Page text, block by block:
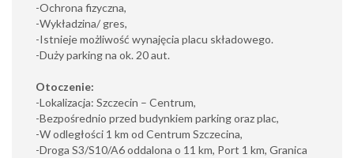
-Ochrona fizyczna,
-Wykładzina/ gres,
-Istnieje możliwość wynajęcia placu składowego.
-Duży parking na ok. 20 aut.
Otoczenie:
-Lokalizacja: Szczecin – Centrum,
-Bezpośrednio przed budynkiem parking oraz plac,
-W odległości 1 km od Centrum Szczecina,
-Droga S3/S10/A6 oddalona o 11 km, Port 1 km, Granica